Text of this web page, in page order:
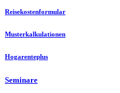
Reisekostenformular
Musterkalkulationen
Hogarenteplus
Seminare